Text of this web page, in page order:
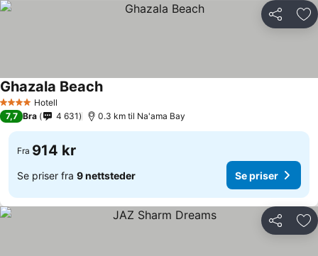
Del
4 StjernerHotell
Ghazala BeachSe priser
7,7 Bra 4 631 0.3 km til Na'ama Bay
Fra 914 kr
Se priser fra 9 nettsteder Se priser
Del